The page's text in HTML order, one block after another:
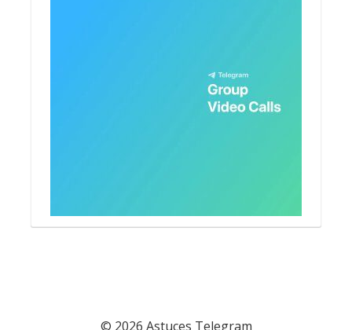
© 2026 Astuces Telegram